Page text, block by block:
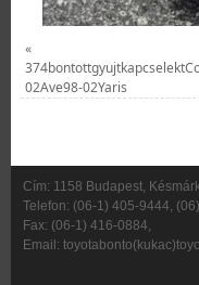
«
02Ave98-02Yaris
Cím: 1158 Budapest,
Telefon: (06-1) 405-9444,
Fax: (06-1) 416-0884,
Email: